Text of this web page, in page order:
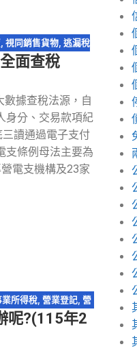
, 視同銷售貨物, 逃漏稅
面查稅
據查稅法源，自
身分、交易款項紀
讀通過電子支付
支條例母法主要為
電支機構及23家
所得稅, 營業登記, 營
,網紅報稅 網路交易課
稅
呢?(115年2